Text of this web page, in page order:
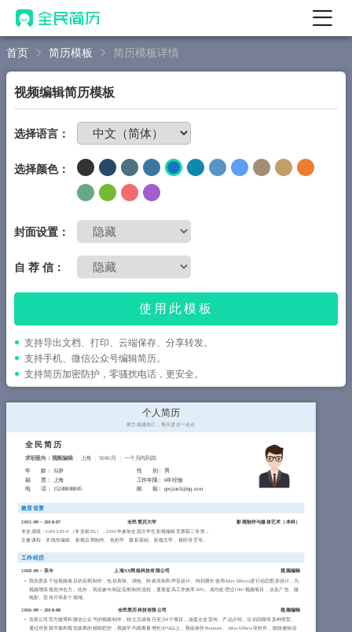
首页
AI 简历工具
AI 优化简历
AI 翻译简历
AI 诊断简历
AI 模拟面试
面试自我介绍
简历教程
登录 / 注册
首页 简历模板 简历模板详情
视频编辑简历模板
选择语言：
选择颜色：
封面设置：
自 荐 信：
使用此模板
支持导出文档、打印、云端保存、分享转发。
支持手机、微信公众号编辑简历。
支持简历加密防护，零骚扰电话，更安全。
个人简历
努力超越自己，每天进步一点点
全民简历
求职意向：视频编辑 上海 5000/月 一个月内到岗
年 龄： 32岁 性 别 ： 男
籍 贯： 上海 工作年限 ： 6年经验
电 话： 15288888885 邮 箱： qmjianli@qq.com
教育背景
2015-09 ~ 2018-07 全民简历大学 影视制作与媒体艺术（本科）
专业成绩：GPA 3.81/4 （专业前2%），2016年参加全国大学生影视编辑竞赛获二等奖；
主修课程：非线性编辑、影视后期制作、色彩学、摄影基础、影视文学、视听语言等。
工作经历
2018-09 ~ 至今 上海XX网络科技有限公司
视频编辑
我负责多个短视频项目的后期制作，包括剪辑、调色、特效添加和声音设计。特别擅长使用After Effects进行动态图形设计，为
视频增添视觉冲击力。此外，我还参与制定后期制作流程，显著提高工作效率20%。成功处理过100+视频项目，涉及广告、微
电影、宣传片等多个领域。
2016-09 ~ 2018-08 全民简历科技有限公司
视频编辑
负责公司官方微博和微信公众号的视频制作，独立完成每月至少8个项目，涵盖企业宣传、产品介绍、活动回顾等多种类型。
通过对剪辑节奏和视觉效果的精细把控，视频平均观看量增长50%以上。熟练操作Premiere、After Effects等软件，能快速响应